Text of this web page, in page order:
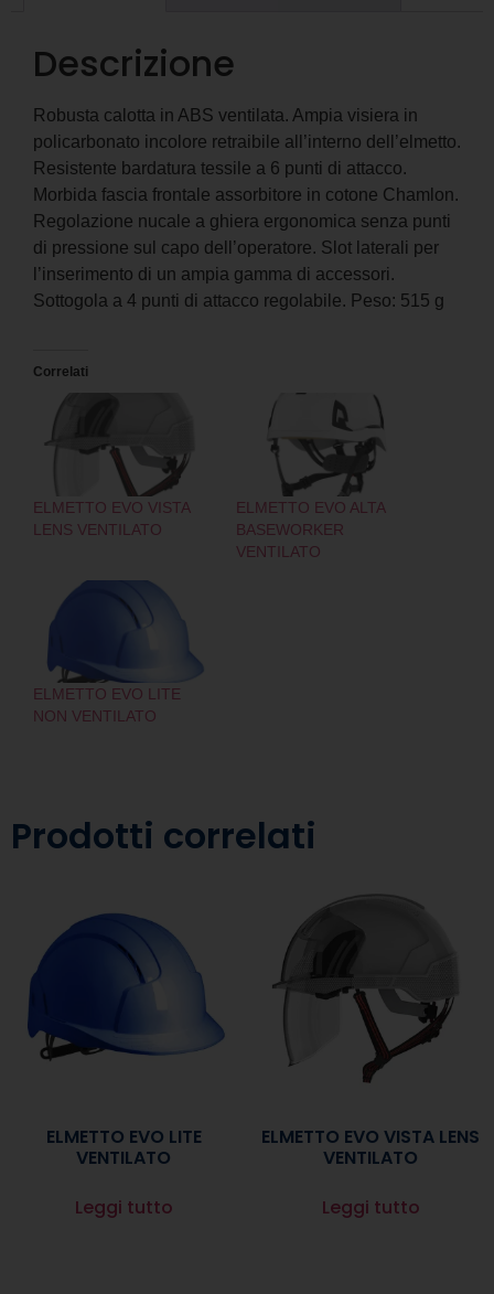
Descrizione
Robusta calotta in ABS ventilata. Ampia visiera in
policarbonato incolore retraibile all’interno dell’elmetto.
Resistente bardatura tessile a 6 punti di attacco.
Morbida fascia frontale assorbitore in cotone Chamlon.
Regolazione nucale a ghiera ergonomica senza punti
di pressione sul capo dell’operatore. Slot laterali per
l’inserimento di un ampia gamma di accessori.
Sottogola a 4 punti di attacco regolabile. Peso: 515 g
Correlati
ELMETTO EVO VISTA
LENS VENTILATO
ELMETTO EVO ALTA
BASEWORKER
VENTILATO
ELMETTO EVO LITE
NON VENTILATO
Prodotti correlati
ELMETTO EVO LITE
VENTILATO
Leggi tutto
ELMETTO EVO VISTA LENS
VENTILATO
Leggi tutto